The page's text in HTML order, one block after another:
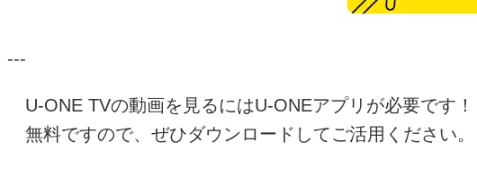
---
U-ONE TVの動画を見るにはU-ONEアプリが必要です！
無料ですので、ぜひダウンロードしてご活用ください。